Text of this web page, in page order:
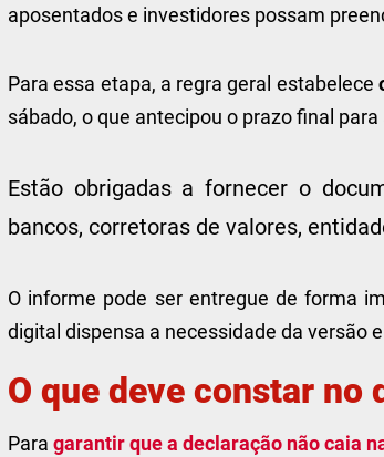
aposentados e investidores possam
Para essa etapa, a regra geral estabelece
sábado, o que antecipou o prazo final
Estão obrigadas a fornecer o
bancos, corretoras de valores,
O informe pode ser entregue de forma
digital dispensa a necessidade da versão
O que deve constar no
Paragarantir que a declaração não caia